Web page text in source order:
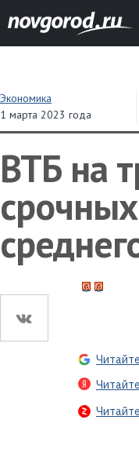
Экономика
1 марта 2023 года
ВТБ на